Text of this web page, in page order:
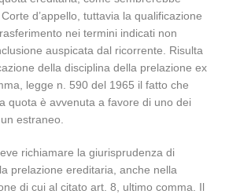
d’appello, tuttavia la qualificazione
nei termini indicati non
auspicata dal ricorrente. Risulta
della disciplina della prelazione ex
legge n. 590 del 1965 il fatto che
quota è avvenuta a favore di uno dei
estraneo.
richiamare la giurisprudenza di
prelazione ereditaria, anche nella
di cui al citato art. 8, ultimo comma. Il